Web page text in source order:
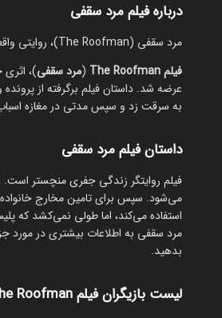
درباره فیلم مرد سقفی
مرد سقفی (The Roofman)، روایتی واقعی از سرقت بزرگ را از سایت مایکت تماشا کنید.
فیلم The Roofman
(مرد سقفی
عرضه شد. داستان فیلم برگرفته از
به سرقت زد و سپس مدتی در مغازه
داستان فیلم مرد سقفی
فیلم روایتگر زندگی جفری منچستر است.
می‌شود. سپس برای تامین مخارج
استفاده می‌کند، اما طولی نمی‌کشد که
مرد سقفی به اطلاعات بیشتری در مورد
بدهید.
لیست بازیگران فیلم The Roofman